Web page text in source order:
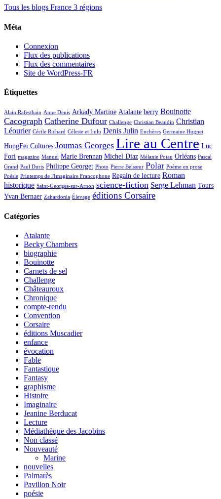
Tous les blogs France 3 régions
Méta
Connexion
Flux des publications
Flux des commentaires
Site de WordPress-FR
Étiquettes
Alain Rafesthain Anne Denis Arkady Martine Atalante berry Bouinotte
Cacograph Catherine Dufour Challenge Christian Beaudin Christian
Léourier Cécile Richard Céleste et Lulu Denis Julin Enchères Germaine Hugnet
HongFei Cultures Joumas Georges Lire au Centre Luc
Fori magazine Manuel Marie Brennan Michel Diaz Mélanie Potau Orléans Pascal
Grand Paul Duris Philippe Georget Photo Pierre Belsœur Polar Poème en prose
Poésie Printemps de l'Imaginaire Francophone Regain de lecture Roman
historique Saint-Georges-sur-Arnon science-fiction Serge Lehman Tours
Yvan Bernaer Zahardonia Élevage éditions Corsaire
Catégories
Atalante
Becky Chambers
biographie
Bouinotte
Carnets de sel
Challenge
Châteauroux
Chronique
compte-rendu
Convention
Corsaire
éditions Muscadier
enfance
évocation
Fable
Fantastique
Fantasy
graphisme
Histoire
Imaginaire
Jeanine Berducat
Lecture
Médiathèque des Jacobins
Non classé
Nouveauté
Marine
nouvelles
Palmarès
Pavillon Noir
poésie